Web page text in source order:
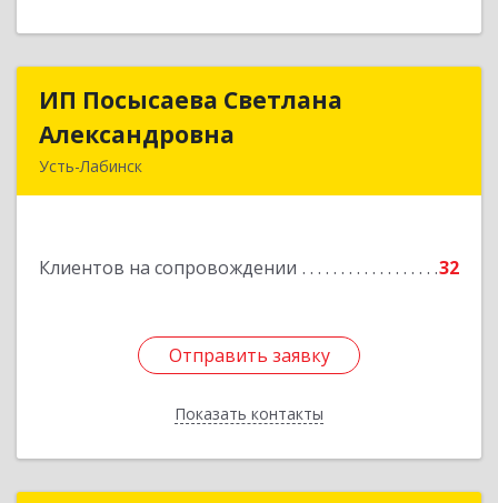
ИП Посысаева Светлана
Александровна
Усть-Лабинск
Клиентов на сопровождении 32
Отправить заявку
Показать контакты
ИП Посысаева Светлана
Подробнее
Отправить заявку
Назад